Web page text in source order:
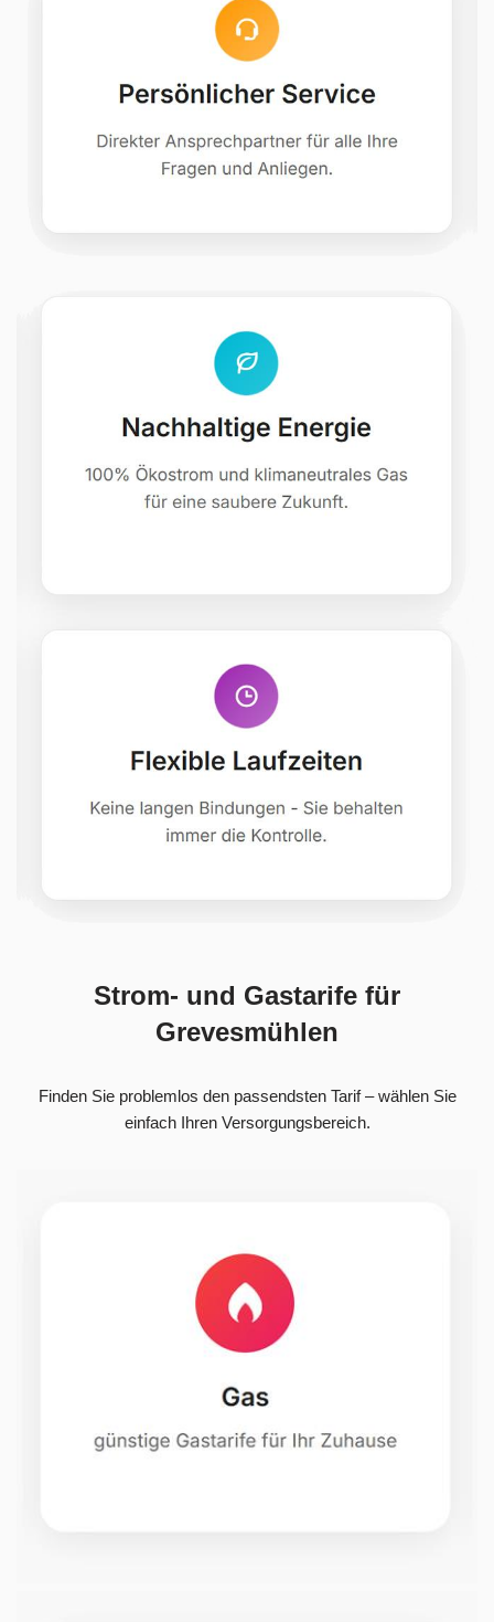
Strom- und Gastarife für
Grevesmühlen
Finden Sie problemlos den passendsten Tarif – wählen Sie
einfach Ihren Versorgungsbereich.